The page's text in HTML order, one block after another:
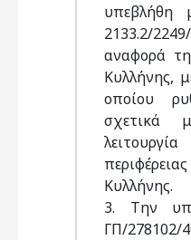
2133.2/
αναφορά
Κυλλήνης,
οποίου
σχετικά
Κυλλήνης.
3. Την
ΓΠ/278102/